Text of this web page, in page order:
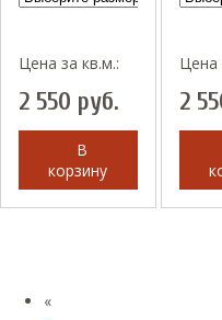
Цена за кв.м.:
2 550 руб.
В
корзину
Цена
2
«